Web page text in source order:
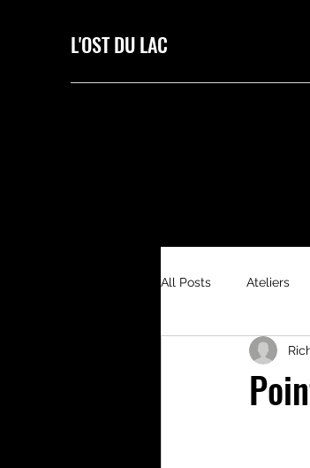
L'OST DU LAC
All Posts Ateliers